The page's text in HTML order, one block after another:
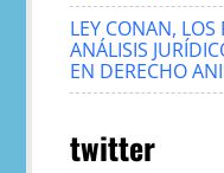
LEY CONAN, LOS
ANÁLISIS
EN DERECHO
twitter